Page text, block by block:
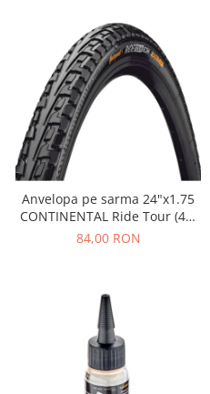
Anvelopa pe sarma 24"x1.75
CONTINENTAL Ride Tour (47-
507), negru
84,00 RON